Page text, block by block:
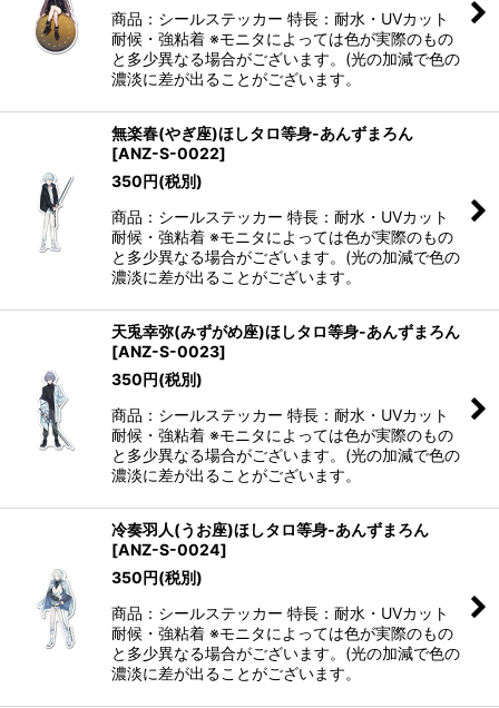
商品：シールステッカー 特長：耐水・UVカット
耐候・強粘着 ※モニタによっては色が実際のもの
と多少異なる場合がございます。(光の加減で色の
濃淡に差が出ることがございます。
無楽春(やぎ座)ほしタロ等身-あんずまろん
[ANZ-S-0022]
350円(税別)
商品：シールステッカー 特長：耐水・UVカット
耐候・強粘着 ※モニタによっては色が実際のもの
と多少異なる場合がございます。(光の加減で色の
濃淡に差が出ることがございます。
天兎幸弥(みずがめ座)ほしタロ等身-あんずまろん
[ANZ-S-0023]
350円(税別)
商品：シールステッカー 特長：耐水・UVカット
耐候・強粘着 ※モニタによっては色が実際のもの
と多少異なる場合がございます。(光の加減で色の
濃淡に差が出ることがございます。
冷奏羽人(うお座)ほしタロ等身-あんずまろん
[ANZ-S-0024]
350円(税別)
商品：シールステッカー 特長：耐水・UVカット
耐候・強粘着 ※モニタによっては色が実際のもの
と多少異なる場合がございます。(光の加減で色の
濃淡に差が出ることがございます。